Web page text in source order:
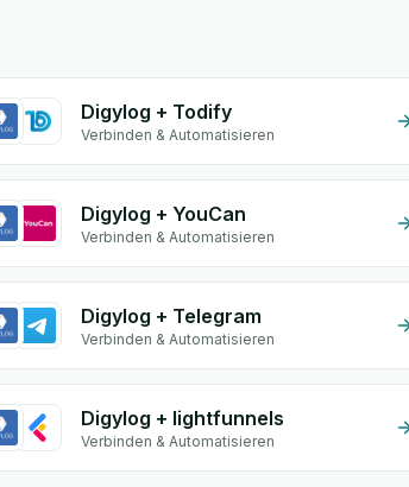
Digylog + Todify
Verbinden & Automatisieren
Digylog + YouCan
Verbinden & Automatisieren
Digylog + Telegram
Verbinden & Automatisieren
Digylog + lightfunnels
Verbinden & Automatisieren